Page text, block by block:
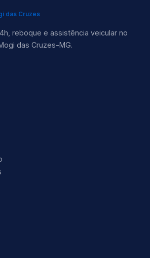
das Cruzes
reboque e assistência veicular no
das Cruzes-MG.